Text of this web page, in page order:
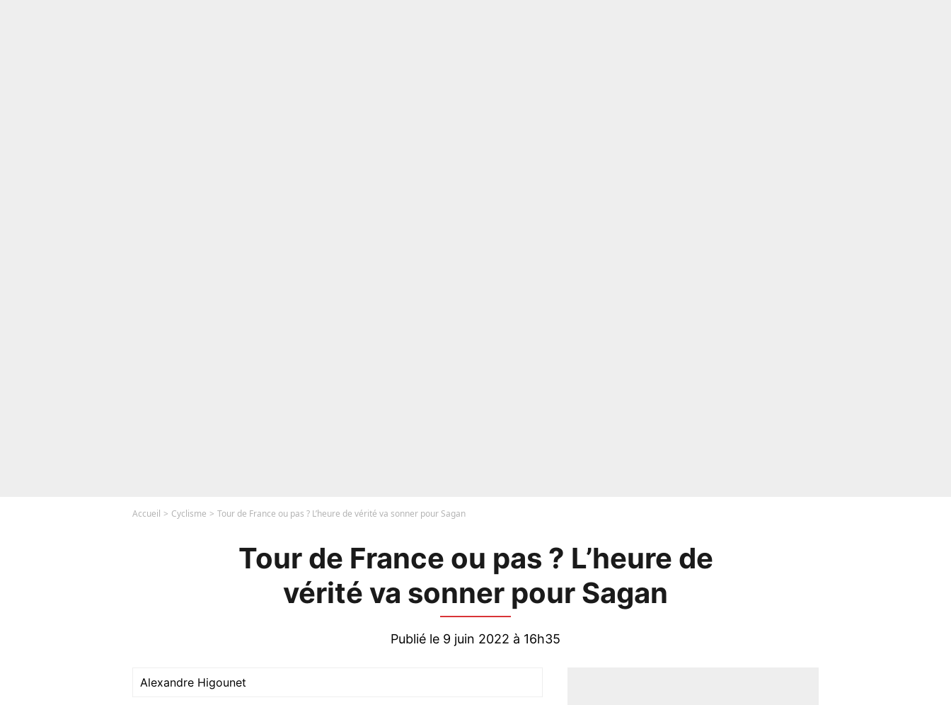
Accueil Cyclisme Tour de France ou pas ? L’heure de vérité va sonner pour Sagan
Tour de France ou pas ? L’heure de
vérité va sonner pour Sagan
Publié le 9 juin 2022 à 16h35
Alexandre Higounet